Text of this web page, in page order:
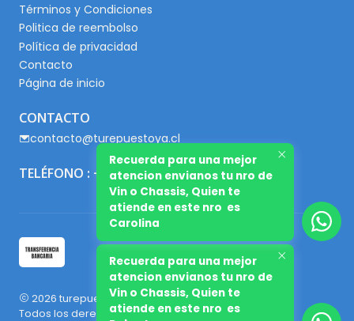
Términos y Condiciones
Politica de reembolso
Política de privacidad
Contacto
Página de inicio
CONTACTO
contacto@turepuestoya.cl
TELÉFONO : +56 9 65667345
2026 turepuestoya.cl.
Todos los derechos reservados.Desarrollado por
Recuerda para una mejor
atencion envianos tu nro de
Vin o Chassis, Quien te
atiende en este nro es
Recuerda para una mejor
atencion envianos tu nro de
Vin o Chassis, Quien te
atiende en este nro es
Carolina